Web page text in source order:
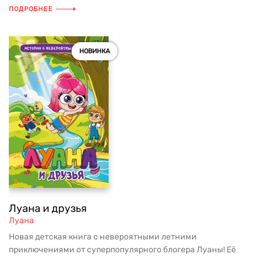
ПОДРОБНЕЕ
НОВИНКА
Луана и друзья
Луана
Новая детская книга с невероятными летними
приключениями от суперпопулярного блогера Луаны! Её